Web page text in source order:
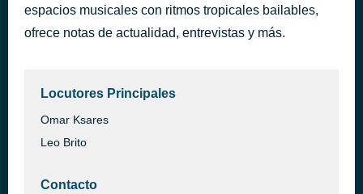
espacios musicales con ritmos tropicales bailables,
ofrece notas de actualidad, entrevistas y más.
Locutores Principales
Omar Ksares
Leo Brito
Contacto